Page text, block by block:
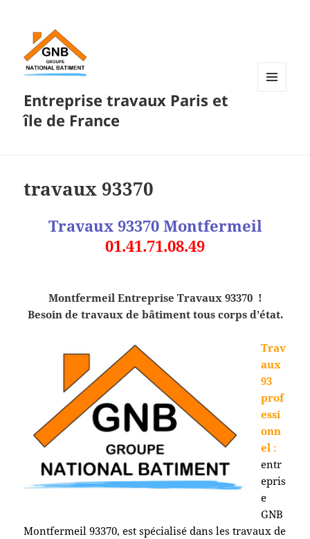
Entreprise travaux Paris et
île de France
travaux 93370
Travaux 93370 Montfermeil
01.41.71.08.49
Montfermeil Entreprise Travaux 93370 !
Besoin de travaux de bâtiment tous corps d’état.
Trav
aux
93
prof
essi
onn
el :
entr
epris
e
GNB
Montfermeil 93370, est spécialisé dans les travaux de